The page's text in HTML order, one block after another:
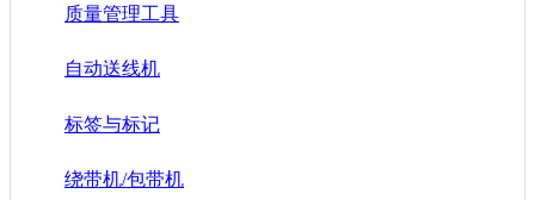
质量管理工具
自动送线机
标签与标记
绕带机/包带机